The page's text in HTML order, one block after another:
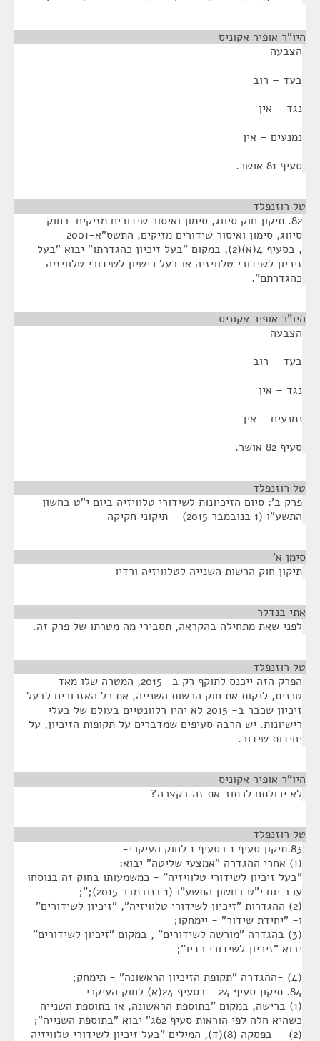
היו"ר אופיר אקוניס
הצבעה
בעד – רוב
נגד – אין
נמנעים – אין
סעיף 81 אושר.
טל רוזנפלד
82. תיקון חוק סיווג, סימון ואיסור שידורים מזיקים-בחוק
סיווג, סימון ואיסור שידורים מזיקים, התשס"א-2001
, בסעיף 4(א)(2), במקום "בעל זיכיון כהגדרתו" יבוא "בעל
זיכיון לשידורי טלוויזיה או בעל רישיון לשידורי טלוויזיה
כהגדרתם".
היו"ר אופיר אקוניס
הצבעה
בעד – רוב
נגד – אין
נמנעים – אין
סעיף 82 אושר.
טל רוזנפלד
פרק ב': סיום הזיכיונות לשידורי טלוויזיה ביום י"ט בחשון
התשע"ו (1 בנובמבר 2015) – תיקוני חקיקה
סימן א'
תיקון חוק הרשות השנייה לטלוויזיה ורדיו
אתי בנדלר
לפני שאת מתחילה בהקראה, תסבירי מה מטרתו של פרק זה.
טל רוזנפלד
הפרק הזה ייכנס לתוקף רק ב- 2015, המטרה שלו מאד
טכנית, לנקות את חוק הרשות השנייה, את כל האזכורים לבעל
זיכיון שכבר ב- 2015 לא יהיו רלוונטיים בעולם של בעלי
רישיונות. יש הרבה סעיפים שמדברים על תקופות הזיכיון, על
יחידות שידור.
היו"ר אופיר אקוניס
לא יכולתם לכתוב את זה בקצרה?
טל רוזנפלד
83.תיקון סעיף 1 בסעיף 1 לחוק העיקרי-
(1) אחרי ההגדרה "אמצעי שליטה" יבוא:
"בעל זיכיון לשידורי טלוויזיה" - כמשמעותו בחוק זה בנוסחו
ערב יום י"ט בחשון התשע"ו (1 בנובמבר 2015);";
(2) ההגדרות "זיכיון לשידורי טלוויזיה", "זיכיון לשידורים"
ו- "יחידת שידור" - יימחקו;
(3) בהגדרה "מורשה לשידורים" , במקום "זיכיון לשידורים"
יבוא "זיכיון לשידורי רדיו";
(4) -ההגדרה "תקופת הזיכיון הראשונה" - תימחק;
84. תיקון סעיף 24--בסעיף 24(א) לחוק העיקרי-
(1) ברישה, במקום "בתוספת הראשונה, או בתוספת השנייה
כשהיא חלה לפי הוראות סעיף 62ג" יבוא "בתוספת השנייה";
(2) --בפסקה (8)(ד), המילים "בעל זיכיון לשידורי טלוויזיה